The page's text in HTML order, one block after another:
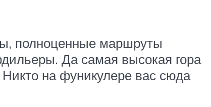
полноценные маршруты
Да самая высокая гора
на фуникулере вас сюда